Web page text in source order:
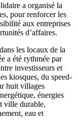
a organisé la
pour renforcer les
aux entreprises
d’affaires.
les locaux de la
a été rythmée par
investisseurs et
kiosques, du speed-
huit villages
énergies
ville durable,
eau et